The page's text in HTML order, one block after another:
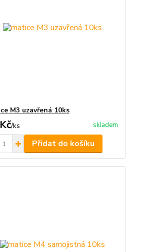
M3 uzavřená 10ks
/ks skladem
Přidat do košíku